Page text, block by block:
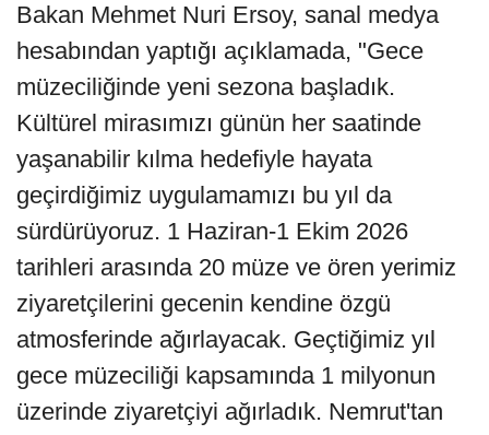
Bakan Mehmet Nuri Ersoy, sanal medya
hesabından yaptığı açıklamada, "Gece
müzeciliğinde yeni sezona başladık.
Kültürel mirasımızı günün her saatinde
yaşanabilir kılma hedefiyle hayata
geçirdiğimiz uygulamamızı bu yıl da
sürdürüyoruz. 1 Haziran-1 Ekim 2026
tarihleri arasında 20 müze ve ören yerimiz
ziyaretçilerini gecenin kendine özgü
atmosferinde ağırlayacak. Geçtiğimiz yıl
gece müzeciliği kapsamında 1 milyonun
üzerinde ziyaretçiyi ağırladık. Nemrut'tan